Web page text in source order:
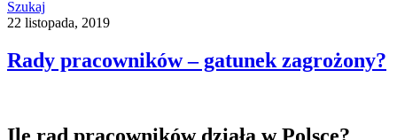
Szukaj
22 listopada, 2019
Rady pracowników – gatunek zagrożony?
Ile rad pracowników działa w Polsce?